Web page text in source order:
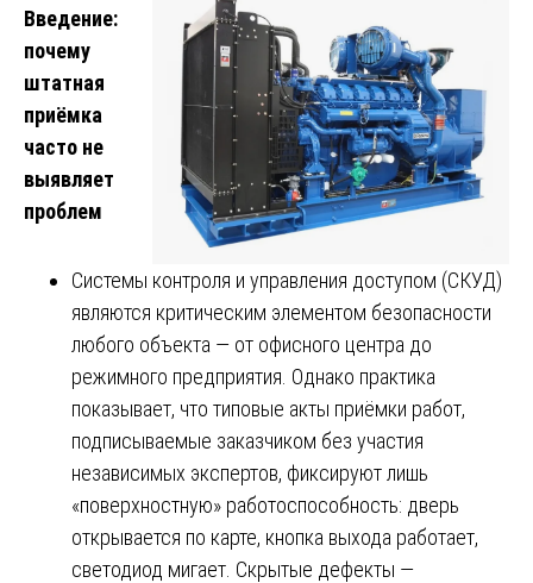
Введение:
почему
штатная
приёмка
часто не
выявляет
проблем
Системы контроля и управления доступом (СКУД)
являются критическим элементом безопасности
любого объекта — от офисного центра до
режимного предприятия. Однако практика
показывает, что типовые акты приёмки работ,
подписываемые заказчиком без участия
независимых экспертов, фиксируют лишь
«поверхностную» работоспособность: дверь
открывается по карте, кнопка выхода работает,
светодиод мигает. Скрытые дефекты —